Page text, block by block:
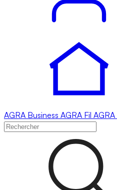
AGRA Business AGRA Fil AGRA